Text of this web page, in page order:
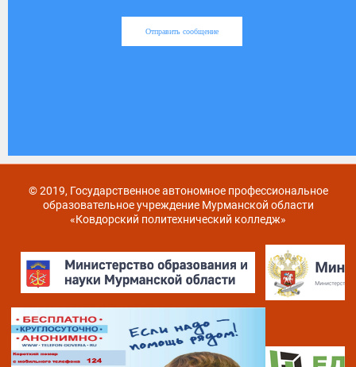
Отправить сообщение
© 2019, Государственное автономное профессиональное
образовательное учреждение Мурманской области
«Ковдорский политехнический колледж»